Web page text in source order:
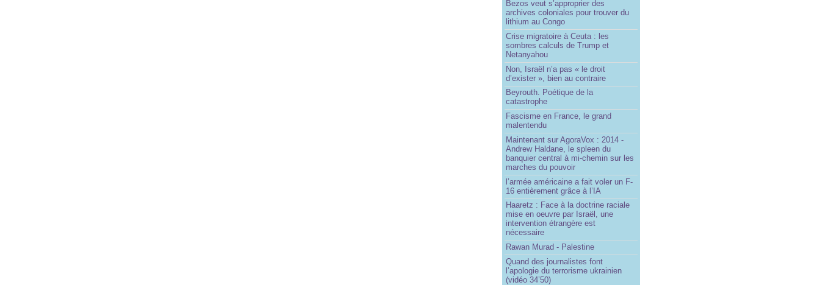
Bezos veut s’approprier des
archives coloniales pour trouver du
lithium au Congo
Crise migratoire à Ceuta : les
sombres calculs de Trump et
Netanyahou
Non, Israël n’a pas « le droit
d’exister », bien au contraire
Beyrouth. Poétique de la
catastrophe
Fascisme en France, le grand
malentendu
Maintenant sur AgoraVox : 2014 -
Andrew Haldane, le spleen du
banquier central à mi-chemin sur les
marches du pouvoir
l’armée américaine a fait voler un F-
16 entièrement grâce à l’IA
Haaretz : Face à la doctrine raciale
mise en oeuvre par Israël, une
intervention étrangère est
nécessaire
Rawan Murad - Palestine
Quand des journalistes font
l’apologie du terrorisme ukrainien
(vidéo 34’50)